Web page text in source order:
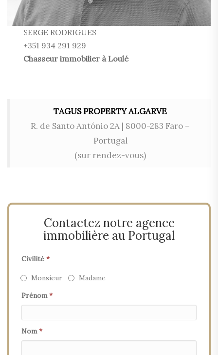
SERGE RODRIGUES
+351 934 291 929
Chasseur immobilier à Loulé
TAGUS PROPERTY ALGARVE
R. de Santo António 2A | 8000-283 Faro –
Portugal
(sur rendez-vous)
Contactez notre agence
immobilière au Portugal
Civilité *
Monsieur
Madame
Prénom*
Nom*